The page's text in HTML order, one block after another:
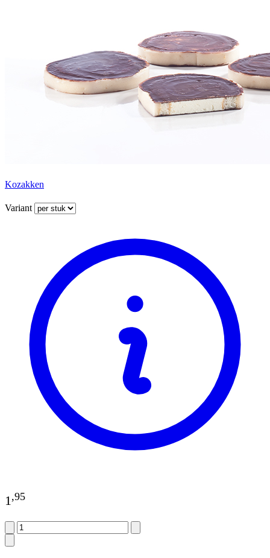
Kozakken
Variant
1,95